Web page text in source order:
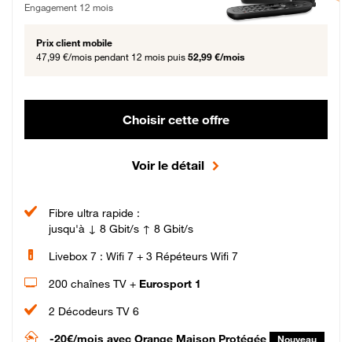
Engagement 12 mois
Prix client mobile
47,99 €/mois pendant 12 mois puis 52,99 €/mois
Choisir cette offre
Voir le détail
Fibre ultra rapide :
jusqu'à ↓ 8 Gbit/s ↑ 8 Gbit/s
Livebox 7 : Wifi 7 + 3 Répéteurs Wifi 7
200 chaînes TV + Eurosport 1
2 Décodeurs TV 6
-20€/mois avec Orange Maison Protégée Nouveau